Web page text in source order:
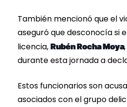
También mencionó que el
aseguró que desconocía si
licencia, Rubén Rocha Moya
durante esta jornada a
Estos funcionarios son
asociados con el grupo